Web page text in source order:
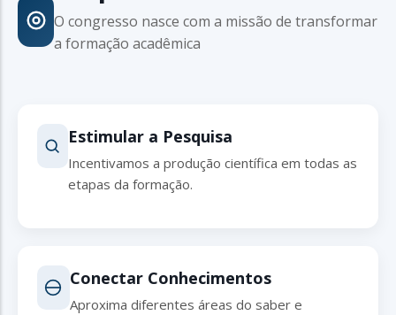
O congresso nasce com a missão de transformar
a formação acadêmica
Estimular a Pesquisa
Incentivamos a produção científica em todas as
etapas da formação.
Conectar Conhecimentos
Aproxima diferentes áreas do saber e